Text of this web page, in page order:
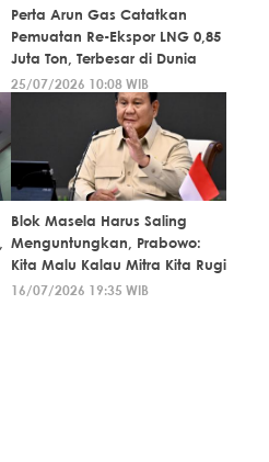
Perta Arun Gas Catatkan
Pemuatan Re-Ekspor LNG 0,85
Juta Ton, Terbesar di Dunia
25/07/2026 10:08 WIB
Blok Masela Harus Saling
Menguntungkan, Prabowo:
Kita Malu Kalau Mitra Kita Rugi
16/07/2026 19:35 WIB